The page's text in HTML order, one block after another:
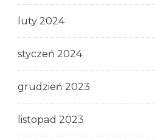
luty 2024
styczeń 2024
grudzień 2023
listopad 2023